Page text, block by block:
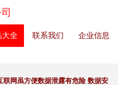
大全 联系我们 企业信息
联网虽方便数据泄露有危险 数据安